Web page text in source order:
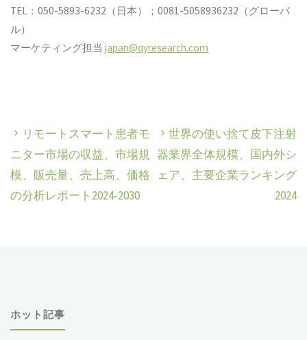
TEL：050-5893-6232（日本）；0081-5058936232（グローバ
ル）
マーケティング担当japan@qyresearch.com
リモートスマート患者モ
ニター市場の収益、市場規
模、販売量、売上高、価格
の分析レポート2024-2030
世界の使い捨て皮下注射
器業界全体規模、国内外シ
ェア、主要企業ランキング
2024
ホット記事